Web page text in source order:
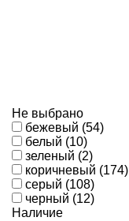
Не выбрано
бежевый (54)
белый (10)
зеленый (2)
коричневый (174)
серый (108)
черный (12)
Наличие